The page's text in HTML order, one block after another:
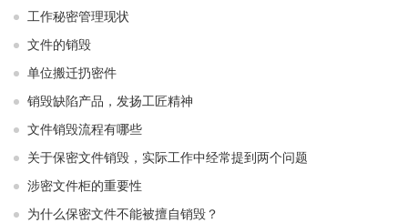
工作秘密管理现状
文件的销毁
单位搬迁扔密件
销毁缺陷产品，发扬工匠精神
文件销毁流程有哪些
关于保密文件销毁，实际工作中经常提到两个问题
涉密文件柜的重要性
为什么保密文件不能被擅自销毁？